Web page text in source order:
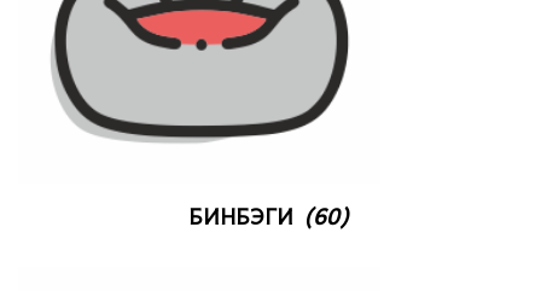
БИНБЭГИ (60)